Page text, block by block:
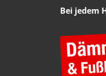
Bei jedem